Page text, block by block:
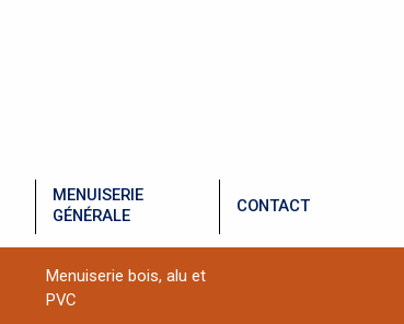
MENUISERIE
GÉNÉRALE
CONTACT
Menuiserie bois, alu et
PVC